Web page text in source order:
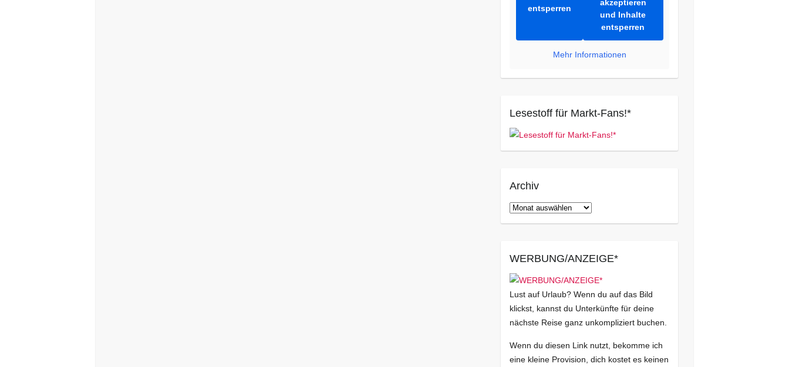
entsperren
akzeptieren
und Inhalte
entsperren
Mehr Informationen
Lesestoff für Markt-Fans!*
Archiv
Archiv
WERBUNG/ANZEIGE*
Lust auf Urlaub? Wenn du auf das Bild
klickst, kannst du Unterkünfte für deine
nächste Reise ganz unkompliziert buchen.
Wenn du diesen Link nutzt, bekomme ich
eine kleine Provision, dich kostet es keinen